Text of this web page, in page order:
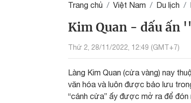
Trang chủ Việt Nam Du lịch
Kim Quan - dấu ấn
Thứ 2, 28/11/2022, 12:49 (GMT+7)
Làng Kim Quan (cửa vàng) nay
văn hóa và luôn được bảo lưu
“cánh cửa” ấy được mở ra để đón